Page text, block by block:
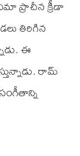
ప్రాచీన క్రీడా
తిరిగిన
ఈ
రామ్